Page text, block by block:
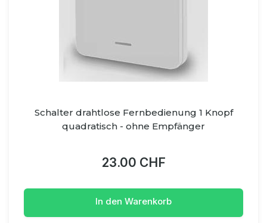
Schalter drahtlose Fernbedienung 1 Knopf
quadratisch - ohne Empfänger
23.00 CHF
In den Warenkorb